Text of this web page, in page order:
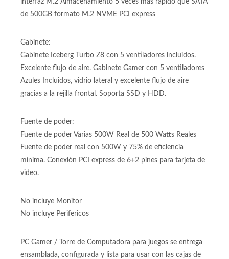
interfaz M.2 Almacenamiento 5 veces más rápido que SATA
de 500GB formato M.2 NVME PCI express
Gabinete:
Gabinete Iceberg Turbo Z8 con 5 ventiladores incluidos.
Excelente flujo de aire. Gabinete Gamer con 5 ventiladores
Azules Incluidos, vidrio lateral y excelente flujo de aire
gracias a la rejilla frontal. Soporta SSD y HDD.
Fuente de poder:
Fuente de poder Varias 500W Real de 500 Watts Reales
Fuente de poder real con 500W y 75% de eficiencia
mínima. Conexión PCI express de 6+2 pines para tarjeta de
video.
No incluye Monitor
No incluye Perifericos
PC Gamer / Torre de Computadora para juegos se entrega
ensamblada, configurada y lista para usar con las cajas de